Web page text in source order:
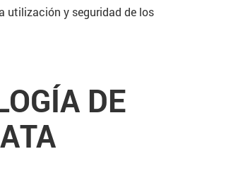
utilización y seguridad de los
DE